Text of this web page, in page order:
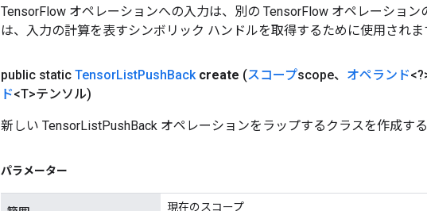
TensorFlow オペレーションへの入力は、別の TensorFlow オペレーション
は、入力の計算を表すシンボリック ハンドルを取得するために使用されま
public static TensorListPushBack create (スコープscope、 オペランド
ド<T>テンソル)
新しい TensorListPushBack オペレーションをラップするクラスを作成す
パラメーター
現在のスコープ